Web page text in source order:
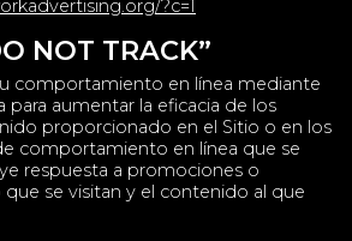
?c=1
NOT TRACK”
comportamiento en línea mediante
aumentar la eficacia de los
proporcionado en el Sitio o en los
comportamiento en línea que se
respuesta a promociones o
que se visitan y el contenido al que